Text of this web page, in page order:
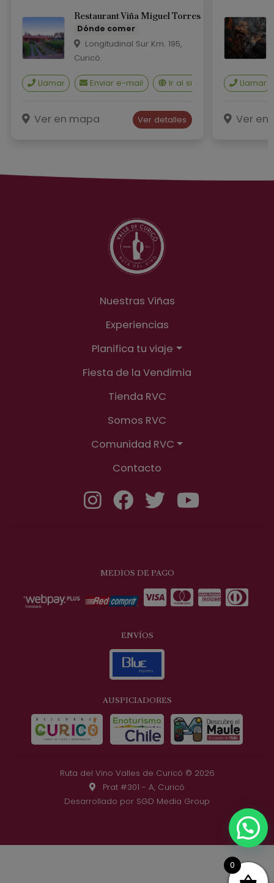
Restaurant Viña Miguel Torres
Dónde comer
Longitudinal Sur Km. 195,
Curicó.
Llamar Enviar e-mail Ir al sitio web
Ver en mapa Ver detalles
Llamar
Ver en
Nuestras Viñas
Experiencias
Planifica tu viaje
Fiesta de la Vendimia
Tienda RVC
Somos RVC
Comunidad RVC
Contacto
MEDIOS DE PAGO
ENVÍOS
AUSPICIADORES
Ruta del Vino Valles de Curicó © 2026
Prat #301 - A, Curicó
Desarrollado por SGD Media Group
0